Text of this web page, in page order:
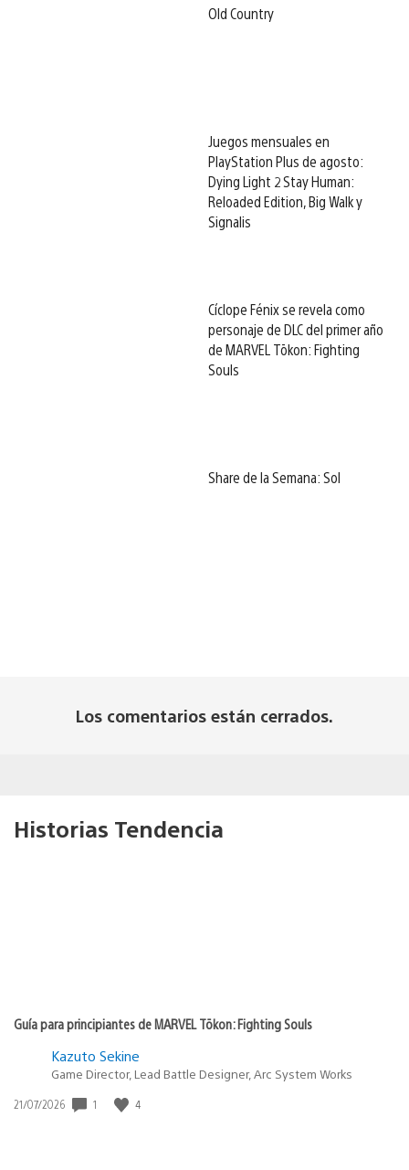
Old Country
Juegos mensuales en
PlayStation Plus de agosto:
Dying Light 2 Stay Human:
Reloaded Edition, Big Walk y
Signalis
Cíclope Fénix se revela como
personaje de DLC del primer año
de MARVEL Tōkon: Fighting
Souls
Share de la Semana: Sol
Los comentarios están cerrados.
Historias Tendencia
Guía para principiantes de MARVEL Tōkon: Fighting Souls
Kazuto Sekine
Game Director, Lead Battle Designer, Arc System Works
Fecha
21/07/2026 1 4